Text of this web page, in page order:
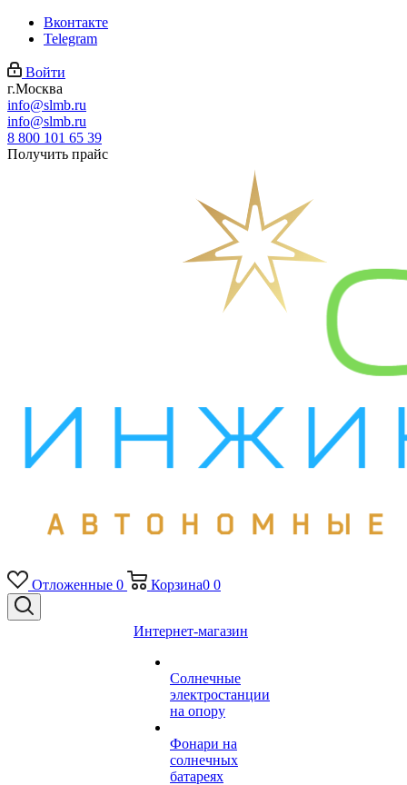
Вконтакте
Telegram
Войти
г.Москва
info@slmb.ru
info@slmb.ru
8 800 101 65 39
Получить прайс
Отложенные 0 Корзина0 0
Интернет-магазин
Солнечные
электростанции
на опору
Фонари на
солнечных
батареях